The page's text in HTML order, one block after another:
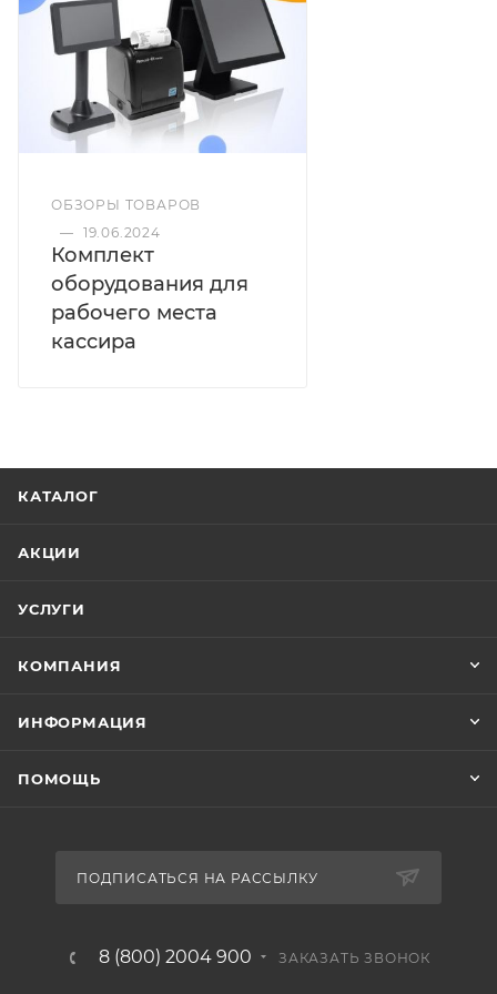
банкнот с одновременной проверкой
геометрических размеров Жидкокристаллический
контрастный дисплей с подсветкой Удобная ручка
для переноса счетчика СТ1040UM – пересчет
банкнот с одновременной проверкой подлинности
по УФ и МГ защитным признакам
ОБЗОРЫ ТОВАРОВ
— 19.06.2024
Комплект
оборудования для
рабочего места
кассира
КАТАЛОГ
АКЦИИ
УСЛУГИ
КОМПАНИЯ
ИНФОРМАЦИЯ
ПОМОЩЬ
ПОДПИСАТЬСЯ НА РАССЫЛКУ
8 (800) 2004 900 ЗАКАЗАТЬ ЗВОНОК